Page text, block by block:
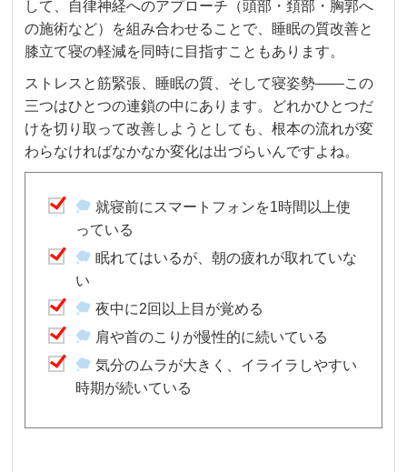
して、自律神経へのアプローチ（頭部・頚部・胸郭へ
の施術など）を組み合わせることで、睡眠の質改善と
膝立て寝の軽減を同時に目指すこともあります。
ストレスと筋緊張、睡眠の質、そして寝姿勢——この
三つはひとつの連鎖の中にあります。どれかひとつだ
けを切り取って改善しようとしても、根本の流れが変
わらなければなかなか変化は出づらいんですよね。
就寝前にスマートフォンを1時間以上使
っている
眠れてはいるが、朝の疲れが取れていな
い
夜中に2回以上目が覚める
肩や首のこりが慢性的に続いている
気分のムラが大きく、イライラしやすい
時期が続いている